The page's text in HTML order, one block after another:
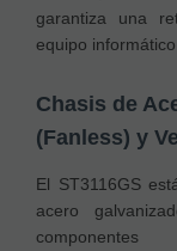
garantiza una
equipo informático
Chasis de
(Fanless) y
El ST3116GS
acero